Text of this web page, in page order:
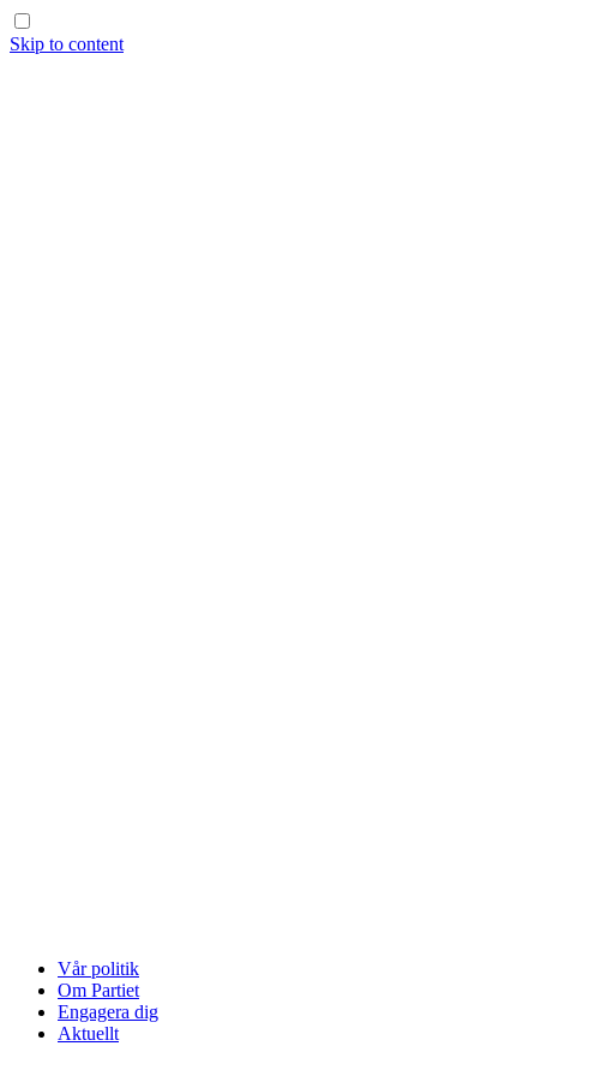
Skip to content
Vår politik
Om Partiet
Engagera dig
Aktuellt